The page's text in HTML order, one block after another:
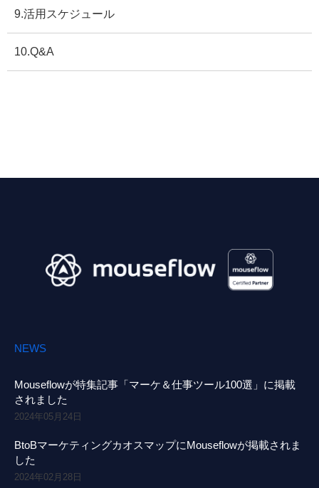
9.活用スケジュール
10.Q&A
NEWS
Mouseflowが特集記事「マーケ＆仕事ツール100選」に掲載
されました
2024年05月24日
BtoBマーケティングカオスマップにMouseflowが掲載されま
した
2024年02月28日